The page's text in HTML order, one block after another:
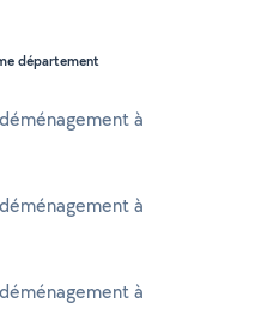
département
à
à
à